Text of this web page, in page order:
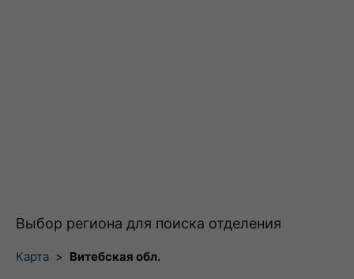
Выбор региона для поиска отделения
Карта > Витебская обл.